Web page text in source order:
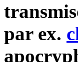
par ex.